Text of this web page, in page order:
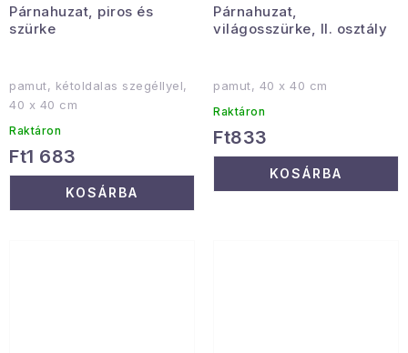
Párnahuzat, piros és
szürke
pamut, kétoldalas szegéllyel,
40 x 40 cm
Raktáron
Ft1 683
KOSÁRBA
Párnahuzat,
világosszürke, II. osztály
pamut, 40 x 40 cm
Raktáron
Ft833
KOSÁRBA